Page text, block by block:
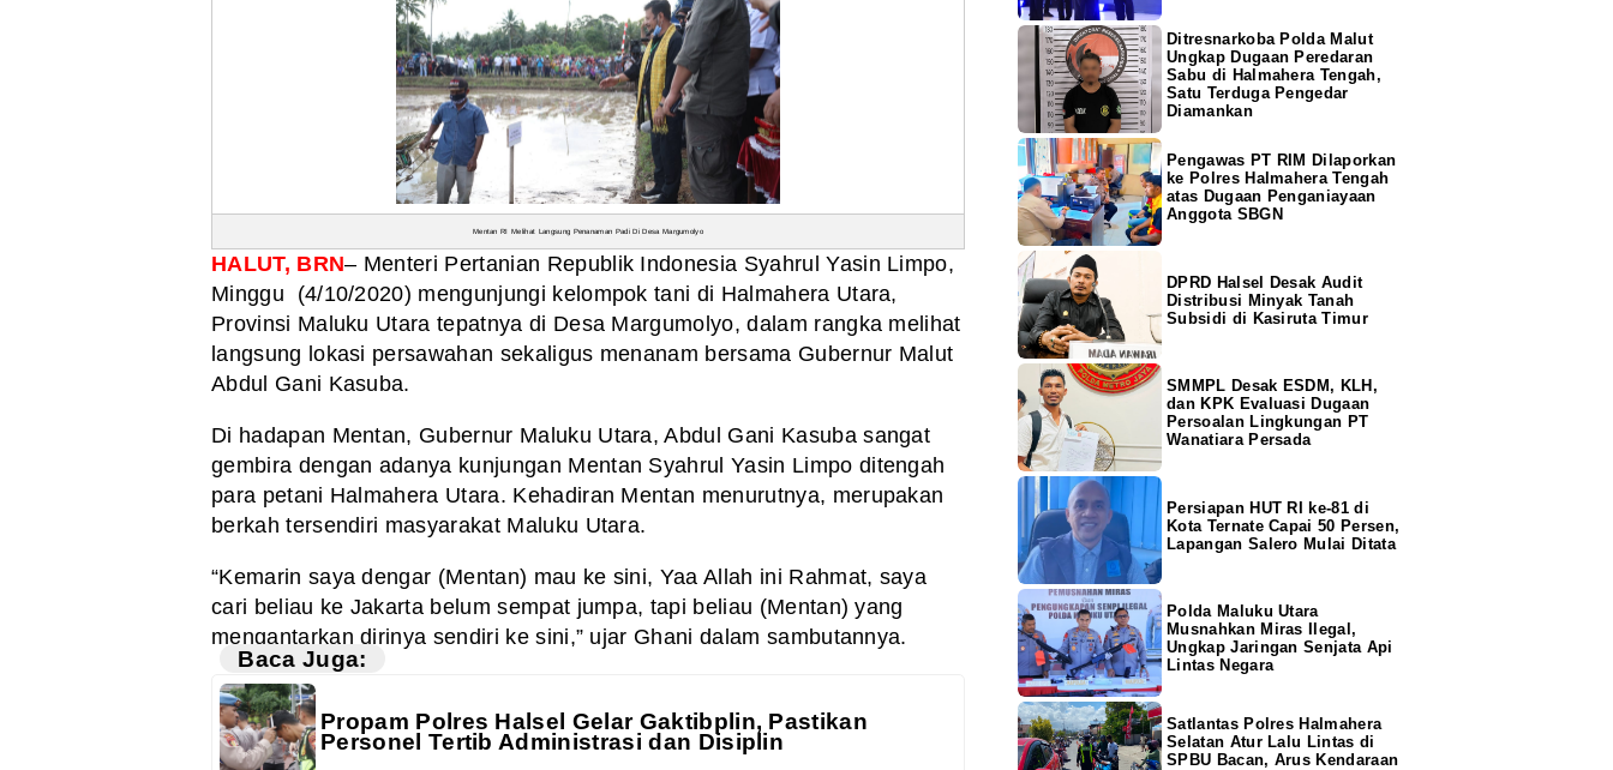
Mentan RI Melihat Langsung Penanaman Padi Di Desa Margumolyo
HALUT, BRN– Menteri Pertanian Republik Indonesia Syahrul Yasin Limpo,
Minggu (4/10/2020) mengunjungi kelompok tani di Halmahera Utara,
Provinsi Maluku Utara tepatnya di Desa Margumolyo, dalam rangka melihat
langsung lokasi persawahan sekaligus menanam bersama Gubernur Malut
Abdul Gani Kasuba.
Di hadapan Mentan, Gubernur Maluku Utara, Abdul Gani Kasuba sangat
gembira dengan adanya kunjungan Mentan Syahrul Yasin Limpo ditengah
para petani Halmahera Utara. Kehadiran Mentan menurutnya, merupakan
berkah tersendiri masyarakat Maluku Utara.
“Kemarin saya dengar (Mentan) mau ke sini, Yaa Allah ini Rahmat, saya
cari beliau ke Jakarta belum sempat jumpa, tapi beliau (Mentan) yang
mengantarkan dirinya sendiri ke sini,” ujar Ghani dalam sambutannya.
Baca Juga:
Propam Polres Halsel Gelar Gaktibplin, Pastikan
Personel Tertib Administrasi dan Disiplin
Ditresnarkoba Polda Malut
Ungkap Dugaan Peredaran
Sabu di Halmahera Tengah,
Satu Terduga Pengedar
Diamankan
Pengawas PT RIM Dilaporkan
ke Polres Halmahera Tengah
atas Dugaan Penganiayaan
Anggota SBGN
DPRD Halsel Desak Audit
Distribusi Minyak Tanah
Subsidi di Kasiruta Timur
SMMPL Desak ESDM, KLH,
dan KPK Evaluasi Dugaan
Persoalan Lingkungan PT
Wanatiara Persada
Persiapan HUT RI ke-81 di
Kota Ternate Capai 50 Persen,
Lapangan Salero Mulai Ditata
Polda Maluku Utara
Musnahkan Miras Ilegal,
Ungkap Jaringan Senjata Api
Lintas Negara
Satlantas Polres Halmahera
Selatan Atur Lalu Lintas di
SPBU Bacan, Arus Kendaraan